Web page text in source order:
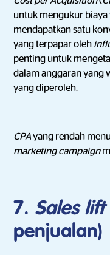
untuk mengukur
mendapatkan satu
yang terpapar oleh
penting untuk
dalam anggaran yang
yang diperoleh.
CPAyang rendah
marketing campaign
7. Sales lift
penjualan)